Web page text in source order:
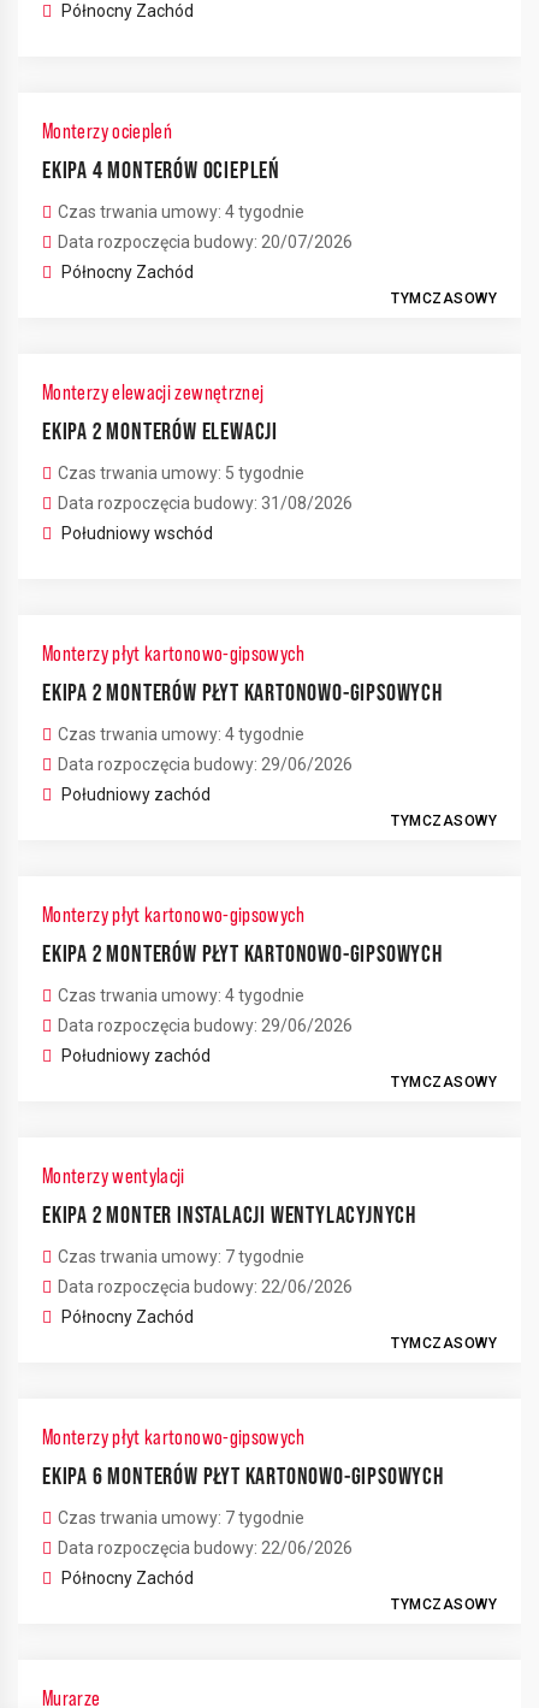
Północny Zachód
Monterzy ociepleń
EKIPA 4 MONTERÓW OCIEPLEŃ
Czas trwania umowy: 4 tygodnie
Data rozpoczęcia budowy: 20/07/2026
Północny Zachód
TYMCZASOWY
Monterzy elewacji zewnętrznej
EKIPA 2 MONTERÓW ELEWACJI
Czas trwania umowy: 5 tygodnie
Data rozpoczęcia budowy: 31/08/2026
Południowy wschód
Monterzy płyt kartonowo-gipsowych
EKIPA 2 MONTERÓW PŁYT KARTONOWO-GIPSOWYCH
Czas trwania umowy: 4 tygodnie
Data rozpoczęcia budowy: 29/06/2026
Południowy zachód
TYMCZASOWY
Monterzy płyt kartonowo-gipsowych
EKIPA 2 MONTERÓW PŁYT KARTONOWO-GIPSOWYCH
Czas trwania umowy: 4 tygodnie
Data rozpoczęcia budowy: 29/06/2026
Południowy zachód
TYMCZASOWY
Monterzy wentylacji
EKIPA 2 MONTER INSTALACJI WENTYLACYJNYCH
Czas trwania umowy: 7 tygodnie
Data rozpoczęcia budowy: 22/06/2026
Północny Zachód
TYMCZASOWY
Monterzy płyt kartonowo-gipsowych
EKIPA 6 MONTERÓW PŁYT KARTONOWO-GIPSOWYCH
Czas trwania umowy: 7 tygodnie
Data rozpoczęcia budowy: 22/06/2026
Północny Zachód
TYMCZASOWY
Murarze